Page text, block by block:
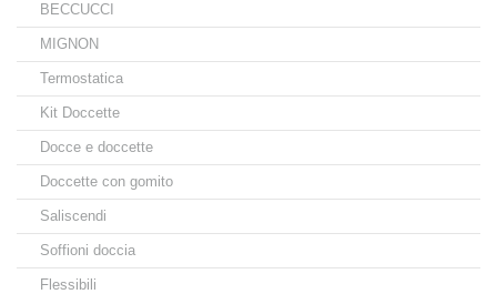
BECCUCCI
MIGNON
Termostatica
Kit Doccette
Docce e doccette
Doccette con gomito
Saliscendi
Soffioni doccia
Flessibili